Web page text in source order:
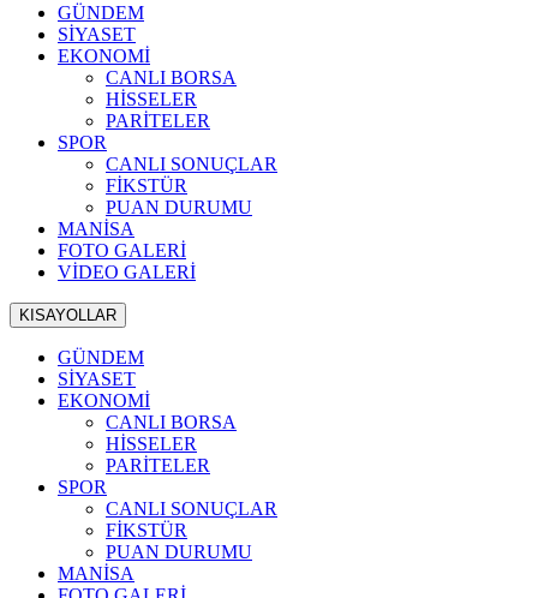
GÜNDEM
SİYASET
EKONOMİ
CANLI BORSA
HİSSELER
PARİTELER
SPOR
CANLI SONUÇLAR
FİKSTÜR
PUAN DURUMU
MANİSA
FOTO GALERİ
VİDEO GALERİ
KISAYOLLAR
GÜNDEM
SİYASET
EKONOMİ
CANLI BORSA
HİSSELER
PARİTELER
SPOR
CANLI SONUÇLAR
FİKSTÜR
PUAN DURUMU
MANİSA